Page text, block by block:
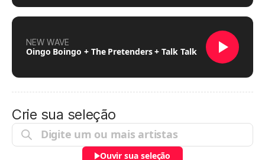
NEW WAVE
Oingo Boingo + The Pretenders + Talk Talk
Crie sua seleção
Ouvir sua seleção